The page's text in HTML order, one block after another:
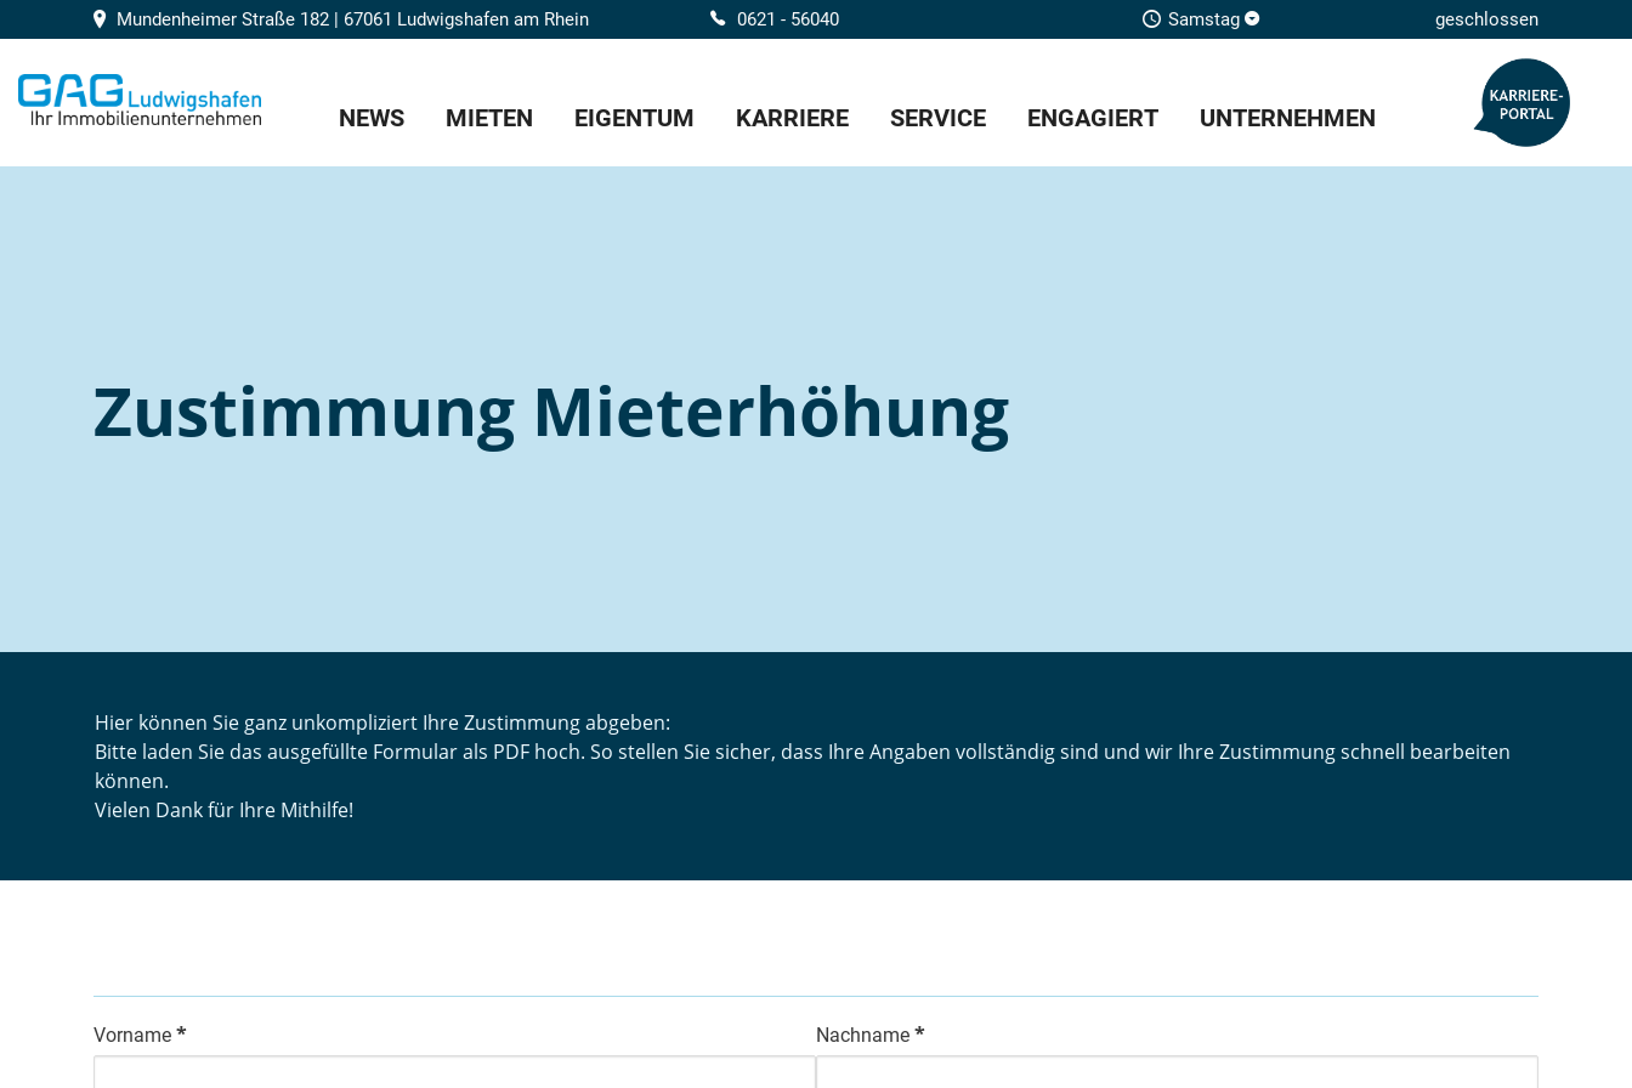
Mundenheimer Straße 182 | 67061 Ludwigshafen am Rhein 0621 - 56040 Samstag geschlossen
NEWS MIETEN EIGENTUM KARRIERE SERVICE ENGAGIERT UNTERNEHMEN
Zustimmung Mieterhöhung
Hier können Sie ganz unkompliziert Ihre Zustimmung abgeben:
Bitte laden Sie das ausgefüllte Formular als PDF hoch. So stellen Sie sicher, dass Ihre Angaben vollständig sind und wir Ihre Zustimmung schnell bearbeiten
können.
Vielen Dank für Ihre Mithilfe!
Vorname * Nachname *